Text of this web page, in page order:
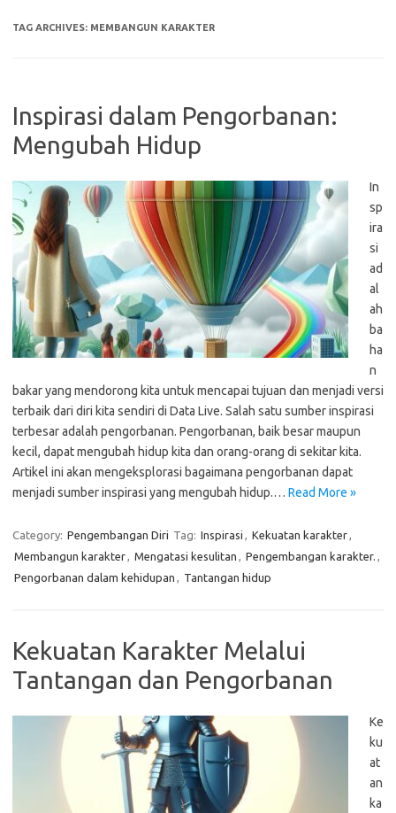
TAG ARCHIVES: MEMBANGUN KARAKTER
Inspirasi dalam Pengorbanan:
Mengubah Hidup
In
sp
ira
si
ad
al
ah
ba
ha
n
bakar yang mendorong kita untuk mencapai tujuan dan menjadi versi
terbaik dari diri kita sendiri di Data Live. Salah satu sumber inspirasi
terbesar adalah pengorbanan. Pengorbanan, baik besar maupun
kecil, dapat mengubah hidup kita dan orang-orang di sekitar kita.
Artikel ini akan mengeksplorasi bagaimana pengorbanan dapat
menjadi sumber inspirasi yang mengubah hidup.… Read More »
Category: Pengembangan Diri Tag: Inspirasi , Kekuatan karakter,
Membangun karakter, Mengatasi kesulitan , Pengembangan karakter. ,
Pengorbanan dalam kehidupan , Tantangan hidup
Kekuatan Karakter Melalui
Tantangan dan Pengorbanan
Ke
ku
at
an
ka